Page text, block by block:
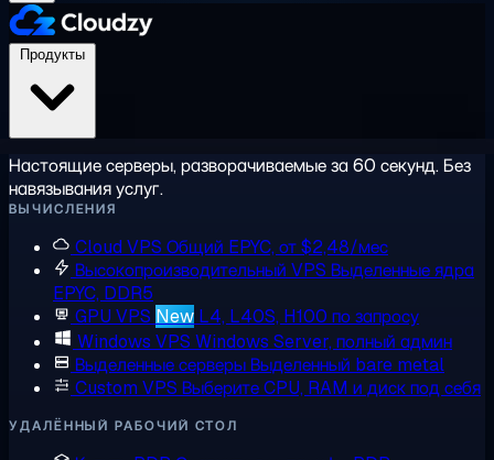
Настоящие серверы, разворачиваемые за 60 секунд. Без
навязывания услуг.
ВЫЧИСЛЕНИЯ
Cloud VPS Общий EPYC, от $2,48/мес
Высокопроизводительный VPS Выделенные ядра
EPYC, DDR5
GPU VPS New L4, L40S, H100 по запросу
Windows VPS Windows Server, полный админ
Выделенные серверыВыделенный bare metal
Custom VPS Выберите CPU, RAM и диск под себя
УДАЛЁННЫЙ РАБОЧИЙ СТОЛ